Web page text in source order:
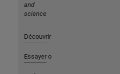
and
science
Découvrir les produits
Essayer ou acheter